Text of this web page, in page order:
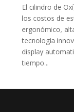
El cilindro de
los costos de
ergonómico,
tecnología
display
tiempo...